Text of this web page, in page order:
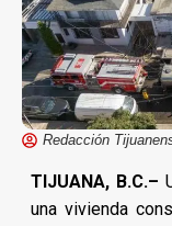
Redacción
TIJUANA, B.C.–
una vivienda